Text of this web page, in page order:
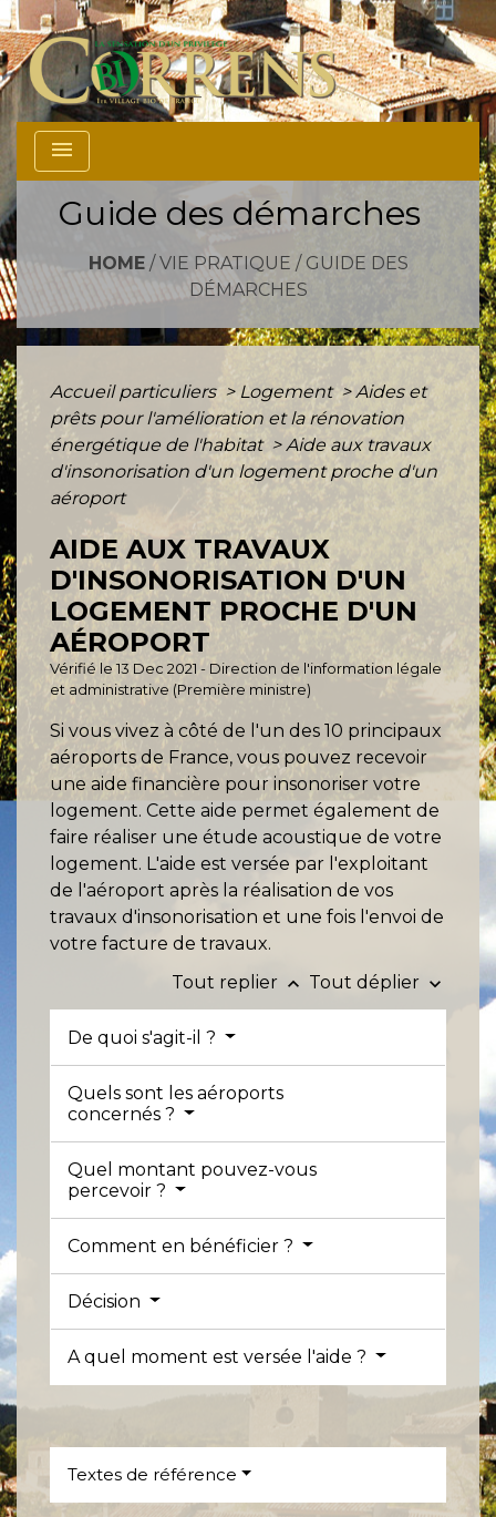
menu
Guide des démarches
HOME/ VIE PRATIQUE / GUIDE DES
DÉMARCHES
Accueil particuliers > Logement > Aides et
prêts pour l'amélioration et la rénovation
énergétique de l'habitat > Aide aux travaux
d'insonorisation d'un logement proche d'un
aéroport
AIDE AUX TRAVAUX
D'INSONORISATION D'UN
LOGEMENT PROCHE D'UN
AÉROPORT
Vérifié le 13 Dec 2021 - Direction de l'information légale
et administrative (Première ministre)
Si vous vivez à côté de l'un des 10 principaux
aéroports de France, vous pouvez recevoir
une aide financière pour insonoriser votre
logement. Cette aide permet également de
faire réaliser une étude acoustique de votre
logement. L'aide est versée par l'exploitant
de l'aéroport après la réalisation de vos
travaux d'insonorisation et une fois l'envoi de
votre facture de travaux.
Tout replier keyboard_arrow_up Tout déplier keyboard_arrow_down
De quoi s'agit-il ?
Quels sont les aéroports
concernés ?
Quel montant pouvez-vous
percevoir ?
Comment en bénéficier ?
Décision
A quel moment est versée l'aide ?
Textes de référence